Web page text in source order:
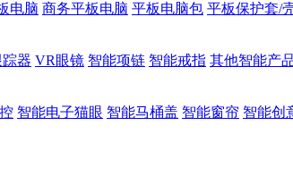
电脑 商务平板电脑 平板电脑包 平板保护套/
器 VR眼镜 智能项链 智能戒指 其他智能产
智能电子猫眼 智能马桶盖 智能窗帘 智能创